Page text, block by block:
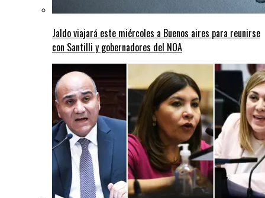
Jaldo viajará este miércoles a Buenos aires para reunirse
con Santilli y gobernadores del NOA